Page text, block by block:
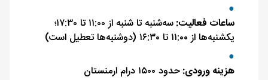
ساعات فعالیت:
سه‌شنبه تا شنبه از ۱۱:۰۰ تا ۱۷:۳۰؛
یکشنبه‌ها از ۱۱:۰۰ تا ۱۶:۳۰ (دوشنبه‌ها تعطیل است)
هزینه ورودی:حدود ۱۵۰۰ درام ارمنستان